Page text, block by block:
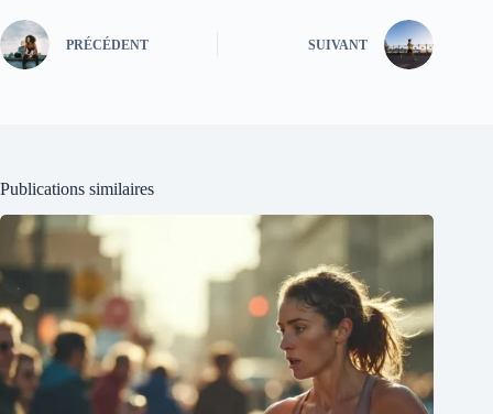
PRÉCÉDENT SUIVANT
Publications similaires